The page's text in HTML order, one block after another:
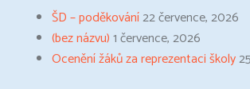
ŠD – poděkování22 července, 2026
(bez názvu)1 července, 2026
Ocenění žáků za reprezentaci školy